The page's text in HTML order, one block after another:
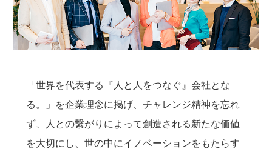
「世界を代表する『人と人をつなぐ』会社とな
る。」を企業理念に掲げ、チャレンジ精神を忘れ
ず、
人との繋がりによって創造される新たな価値
を大切にし、 世の中にイノベーションをもたらす